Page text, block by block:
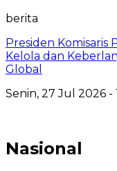
berita
Presiden Komisaris
Kelola dan
Global
Senin, 27 Jul 2026 -
Nasional